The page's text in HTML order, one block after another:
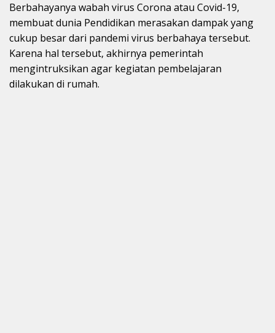
Berbahayanya wabah virus Corona atau Covid-19,
membuat dunia Pendidikan merasakan dampak yang
cukup besar dari pandemi virus berbahaya tersebut.
Karena hal tersebut, akhirnya pemerintah
mengintruksikan agar kegiatan pembelajaran
dilakukan di rumah.